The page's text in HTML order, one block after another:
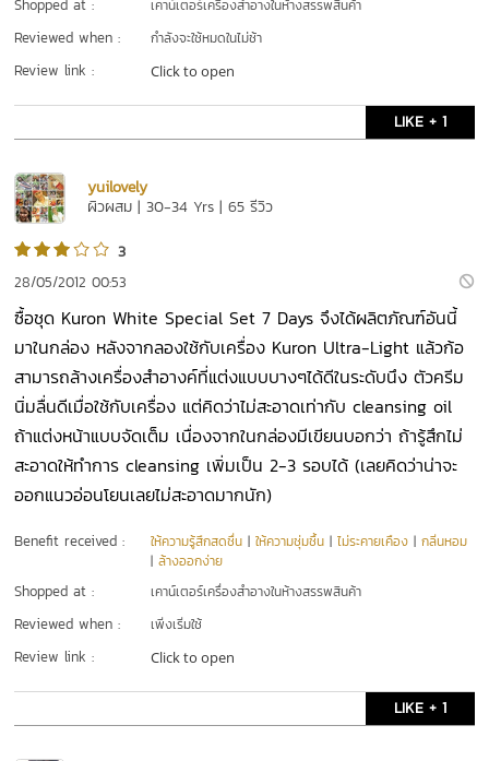
Shopped at : เคาน์เตอร์เครื่องสำอางในห้างสรรพสินค้า
Reviewed when : กำลังจะใช้หมดในไม่ช้า
Review link : Click to open
LIKE + 1
yuilovely
ผิวผสม | 30-34 Yrs | 65 รีวิว
3
28/05/2012 00:53
ซื้อชุด Kuron White Special Set 7 Days จึงได้ผลิตภัณฑ์อันนี้
มาในกล่อง หลังจากลองใช้กับเครื่อง Kuron Ultra-Light แล้วก้อ
สามารถล้างเครื่องสำอางค์ที่แต่งแบบบางๆได้ดีในระดับนึง ตัวครีม
นิ่มลื่นดีเมื่อใช้กับเครื่อง แต่คิดว่าไม่สะอาดเท่ากับ cleansing oil
ถ้าแต่งหน้าแบบจัดเต็ม เนื่องจากในกล่องมีเขียนบอกว่า ถ้ารู้สึกไม่
สะอาดให้ทำการ cleansing เพิ่มเป็น 2-3 รอบได้ (เลยคิดว่าน่าจะ
ออกแนวอ่อนโยนเลยไม่สะอาดมากนัก)
Benefit received : ให้ความรู้สึกสดชื่น |ให้ความชุ่มชื้น |ไม่ระคายเคือง |กลิ่นหอม
|ล้างออกง่าย
Shopped at : เคาน์เตอร์เครื่องสำอางในห้างสรรพสินค้า
Reviewed when : เพิ่งเริ่มใช้
Review link : Click to open
LIKE + 1